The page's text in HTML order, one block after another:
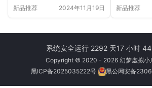
新品推荐 2024年11月19日 新品推荐
系统安全运行 2292 天17 小时
Copyright © 2020 - 2026 幻梦虚拟小
黑ICP备2025035222号
黑公网安备